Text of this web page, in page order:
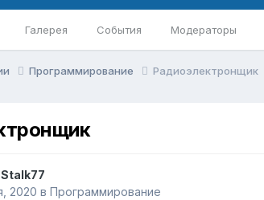
Галерея События Модераторы
Программирование Радиоэлектронщик
2020 в Программирование